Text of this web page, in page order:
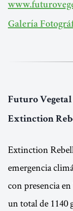
Galería
Futuro
Extinction
Extinction
emergencia
con presencia
un total de 1140